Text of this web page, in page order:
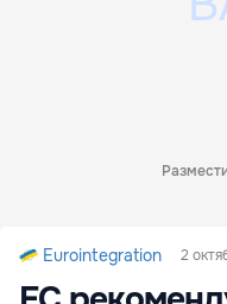
Eurointegration 2